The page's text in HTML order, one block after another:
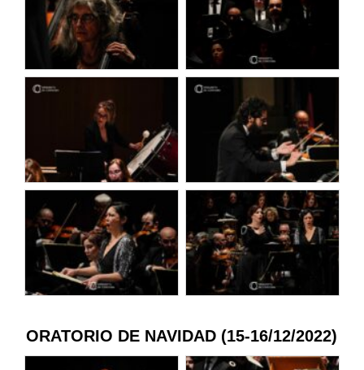
ORATORIO DE NAVIDAD (15-16/12/2022)